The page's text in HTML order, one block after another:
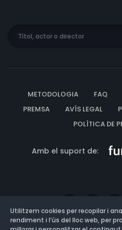
METODOLOGIA FAQ
PREMSA
AVÍS LEGAL
POLÍTICA DE
Amb el suport de:
Utilitzem cookies per recopilar i
rendiment i l’ús del lloc web, per